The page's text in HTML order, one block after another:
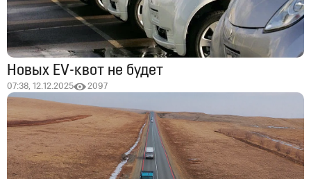
Новых EV-квот не будет
07:38, 12.12.2025 2097